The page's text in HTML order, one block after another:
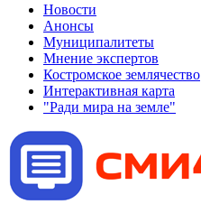
Новости
Анонсы
Муниципалитеты
Мнение экспертов
Костромское землячество
Интерактивная карта
"Ради мира на земле"